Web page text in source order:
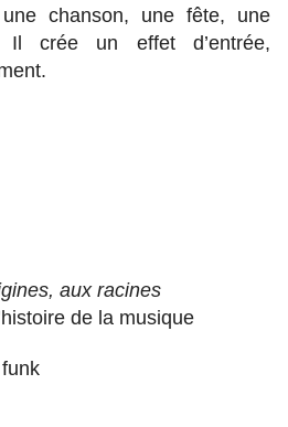
chanson, une fête, une
Il crée un effet d’entrée,
aux racines
de la musique